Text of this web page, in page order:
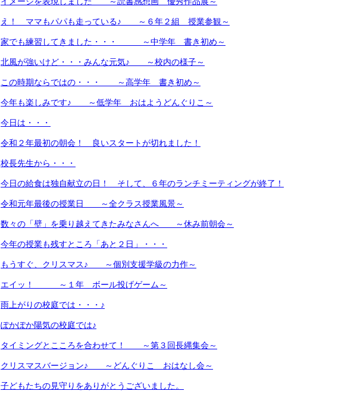
え！ ママもパパも走っている♪ ～６年２組 授業参観～
家でも練習してきました・・・ ～中学年 書き初め～
北風が強いけど・・・みんな元気♪ ～校内の様子～
この時期ならではの・・・ ～高学年 書き初め～
今年も楽しみです♪ ～低学年 おはようどんぐりこ～
今日は・・・
令和２年最初の朝会！ 良いスタートが切れました！
校長先生から・・・
今日の給食は独自献立の日！ そして、６年のランチミーティングが終了！
令和元年最後の授業日 ～全クラス授業風景～
数々の「壁」を乗り越えてきたみなさんへ ～休み前朝会～
今年の授業も残すところ「あと２日」・・・
もうすぐ、クリスマス♪ ～個別支援学級の力作～
エイッ！ ～１年 ボール投げゲーム～
雨上がりの校庭では・・・♪
ぽかぽか陽気の校庭では♪
タイミングとこころを合わせて！ ～第３回長縄集会～
クリスマスバージョン♪ ～どんぐりこ おはなし会～
子どもたちの見守りをありがとうございました。